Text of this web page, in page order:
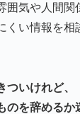
囲気や人間関
くい情報を相
ついけれど、
のを辞めるか